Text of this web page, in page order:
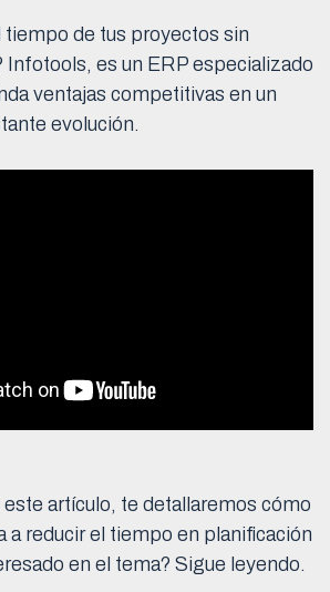
tiempo de tus proyectos sin
Infotools, es un ERP especializado
ventajas competitivas en un
evolución.
este artículo, te detallaremos cómo
a reducir el tiempo en planificación
en el tema? Sigue leyendo.